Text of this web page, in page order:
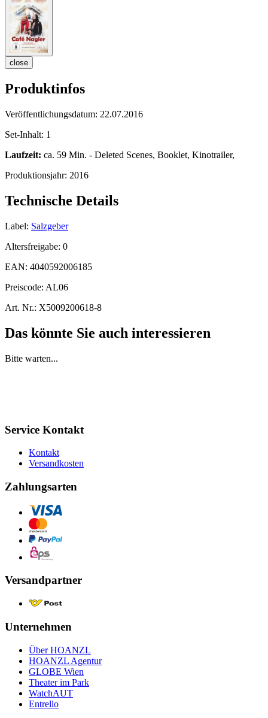
close
Produktinfos
Veröffentlichungsdatum: 22.07.2016
Set-Inhalt: 1
Laufzeit: ca. 59 Min. - Deleted Scenes, Booklet, Kinotrailer,
Produktionsjahr: 2016
Technische Details
Label: Salzgeber
Altersfreigabe: 0
EAN: 4040592006185
Preiscode: AL06
Art. Nr.: X5009200618-8
Das könnte Sie auch interessieren
Bitte warten...
Service Kontakt
Kontakt
Versandkosten
Zahlungsarten
Versandpartner
Unternehmen
Über HOANZL
HOANZL Agentur
GLOBE Wien
Theater im Park
WatchAUT
Entrello